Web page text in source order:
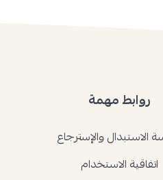
روابط مهمة
الاستبدال والإسترجاع
اتفاقية الاستخدام